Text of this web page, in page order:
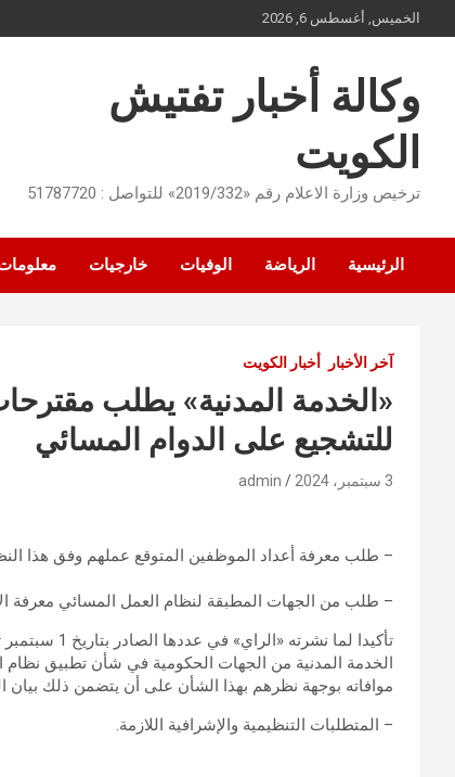
to
الخميس, أغسطس 6, 2026
وكالة أخبار تفتيش
الكويت
ترخيص وزارة الاعلام رقم «2019/332» للتواصل : 51787720
الرئيسية الرياضة الوفيات خارجيات
آخر الأخبار أخبار الكويت
«الخدمة المدنية» يطلب
للتشجيع على الدوام المسائي
3 سبتمبر، 2024 admin
– طلب معرفة أعداد الموظفين المتوقع عملهم وفق هذا
– طلب من الجهات المطبقة لنظام العمل المسائي معرفة
تأكيدا لما
الخدمة المدنية من الجهات الحكومية في شأن تطبيق
موافاته بوجهة نظرهم بهذا الشأن على أن يتضمن ذلك بيان
– المتطلبات التنظيمية والإشرافية اللازمة.